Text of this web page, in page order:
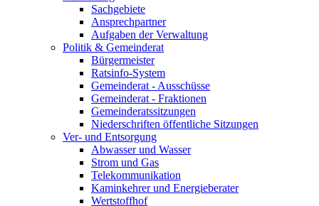
Sachgebiete
Ansprechpartner
Aufgaben der Verwaltung
Politik & Gemeinderat
Bürgermeister
Ratsinfo-System
Gemeinderat - Ausschüsse
Gemeinderat - Fraktionen
Gemeinderatssitzungen
Niederschriften öffentliche Sitzungen
Ver- und Entsorgung
Abwasser und Wasser
Strom und Gas
Telekommunikation
Kaminkehrer und Energieberater
Wertstoffhof